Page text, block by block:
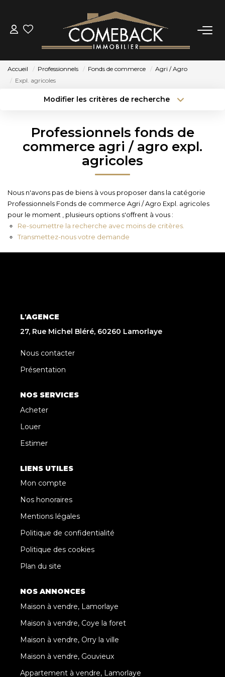
ACHETER
NOTRE AGENCE
BIENS VENDUS
CONTACT
Accueil Professionnels Fonds de commerce
Agri / Agro
Expl. agricoles
Modifier les critères de recherche
Type de bien
Surface min
Plus de critères
Créer une alerte
Professionnels fonds de
commerce agri / agro expl.
agricoles
Nous n'avons pas de biens à vous proposer dans la catégorie
Professionnels Fonds de commerce Agri / Agro Expl. agricoles
pour le moment , plusieurs options s'offrent à vous :
Re-soumettre la recherche avec moins de critères.
Transmettez-nous votre demande
L'AGENCE
27, Rue Michel Bléré, 60260 Lamorlaye
Nous contacter
Présentation
NOS SERVICES
Acheter
Louer
Estimer
LIENS UTILES
Mon compte
Nos honoraires
Mentions légales
Politique de confidentialité
Politique des cookies
Plan du site
NOS ANNONCES
Maison à vendre, Lamorlaye
Maison à vendre, Coye la foret
Maison à vendre, Orry la ville
Maison à vendre, Gouvieux
Appartement à vendre, Lamorlaye